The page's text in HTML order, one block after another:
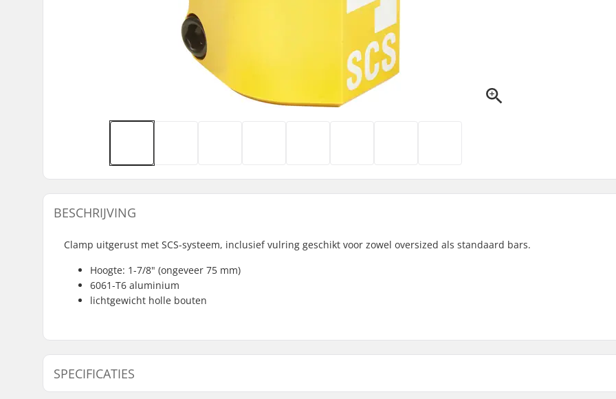
BESCHRIJVING
Clamp uitgerust met SCS-systeem, inclusief vulring geschikt voor zowel oversized als standaard bars.
Hoogte: 1-7/8" (ongeveer 75 mm)
6061-T6 aluminium
lichtgewicht holle bouten
SPECIFICATIES